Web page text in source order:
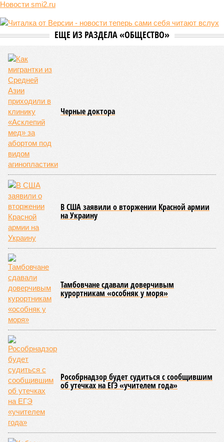
Новости smi2.ru
ЕЩЕ ИЗ РАЗДЕЛА «ОБЩЕСТВО»
Черные доктора
В США заявили о вторжении Красной армии
на Украину
Тамбовчане сдавали доверчивым
курортникам «особняк у моря»
Рособрнадзор будет судиться с сообщившим
об утечках на ЕГЭ «учителем года»